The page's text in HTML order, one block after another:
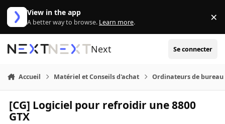
Aller au contenu
View in the app
A better way to browse. Learn more. ×
Next Se connecter
Accueil Matériel et Conseils d'achat Ordinateurs de bureau
[CG] Logiciel pour refroidir une 8800
GTX